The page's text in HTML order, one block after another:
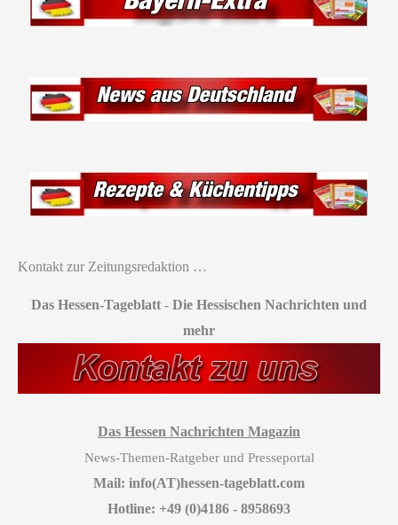
Kontakt zur Zeitungsredaktion …
Das Hessen-Tageblatt - Die Hessischen Nachrichten und
mehr
Das Hessen Nachrichten Magazin
News-Themen-Ratgeber und Presseportal
Mail: info(AT)hessen-tageblatt.com
Hotline: +49 (0)4186 - 8958693